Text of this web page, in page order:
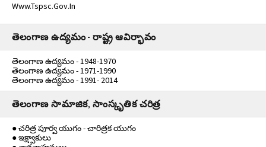
Www.tspsc.gov.in
తెలంగాణ ఉద్యమం - రాష్ట్ర ఆవిర్భావం
తెలంగాణ ఉద్యమం - 1948-1970
తెలంగాణ ఉద్యమం - 1971-1990
తెలంగాణ ఉద్యమం - 1991- 2014
తెలంగాణ సామాజిక, సాంస్కృతిక చరిత్ర
● చరిత్ర పూర్వ యుగం - చారిత్రక యుగం
● ఇక్ష్వాకులు